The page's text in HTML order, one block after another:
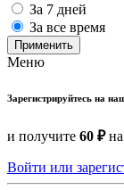
За 7 дней
За все время
Применить
Меню
Зарегистрируйтесь на
и получите 60 ₽на
Войти или